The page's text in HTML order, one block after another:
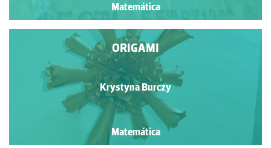
Matemática
ORIGAMI
Krystyna Burczy
Matemática